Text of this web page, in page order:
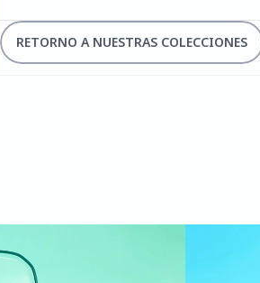
RETORNO A NUESTRAS COLECCIONES